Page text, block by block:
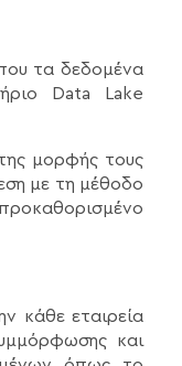
τα δεδομένα
Data Lake
μορφής τους
με τη μέθοδο
κάθε εταιρεία
και